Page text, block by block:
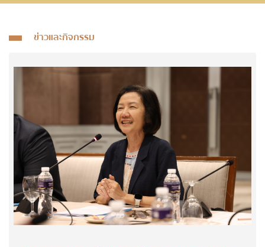
ข่าวและกิจกรรม